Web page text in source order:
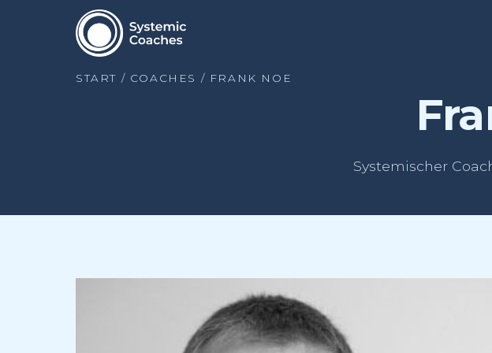
START / COACHES / FRANK NOE
Systemischer